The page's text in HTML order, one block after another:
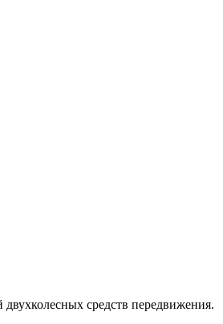
средств передвижения.